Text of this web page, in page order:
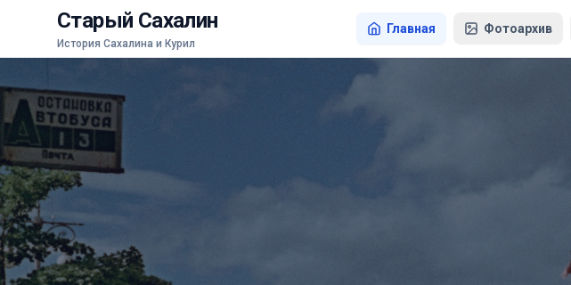
Старый Сахалин
История Сахалина и Курил
Главная Фотоархив